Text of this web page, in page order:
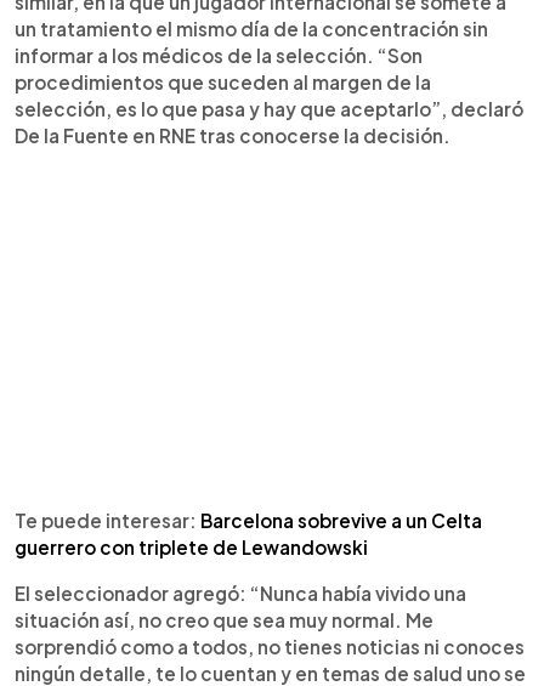
un tratamiento el mismo día de la concentración sin
informar a los médicos de la selección. “Son
procedimientos que suceden al margen de la
selección, es lo que pasa y hay que aceptarlo”, declaró
De la Fuente en RNE tras conocerse la decisión.
Te puede interesar: Barcelona sobrevive a un Celta
guerrero con triplete de Lewandowski
El seleccionador agregó: “Nunca había vivido una
situación así, no creo que sea muy normal. Me
sorprendió como a todos, no tienes noticias ni conoces
ningún detalle, te lo cuentan y en temas de salud uno se